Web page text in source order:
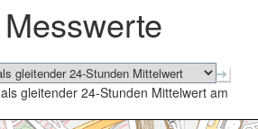
schließen
gleitender 24-Stunden Mittelwert am